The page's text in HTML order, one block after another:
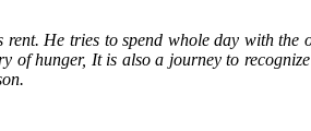
He tries to spend whole day with the
of hunger, It is also a journey to